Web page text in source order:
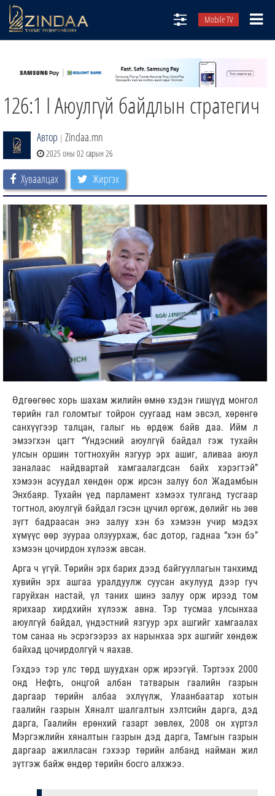
Mobile TV
ТВ8
ӨГЛӨӨНИЙ СОНИН
ЗИНДАА СЭТГҮҮЛ
126:1 I Аюулгүй байдлын стратегич
Автор | Zindaa.mn
2025 оны 02 сарын 26
Хуваалцах Жиргэх
Өдгөөгөөс хорь шахам жилийн өмнө хэдэн гишүүд монгол
төрийн гал голомтыг тойрон суугаад нам эвсэл, хөрөнгө
санхүүгээр талцан, галыг нь өрдөж байв даа. Ийм л
эмзэгхэн цагт “Үндэсний аюулгүй байдал гэж тухайн
улсын оршин тогтнохуйн язгуур эрх ашиг, аливаа аюул
заналаас найдвартай хамгаалагдсан байх хэрэгтэй”
хэмээн асуудал хөндөн орж ирсэн залуу бол Жадамбын
Энхбаяр. Тухайн үед парламент хэмээх тулганд тусгаар
тогтнол, аюулгүй байдал гэсэн цучил өргөж, дөлийг нь зөв
зүгт бадраасан энэ залуу хэн бэ хэмээн учир мэдэх
хүмүүс өөр зуураа олзуурхаж, бас дотор, гаднаа “хэн бэ”
хэмээн цочирдон хүлээж авсан.
Арга ч үгүй. Төрийн эрх барих дээд байгууллагын танхимд
хувийн эрх ашгаа уралдуулж суусан акулууд дээр гуч
гаруйхан настай, үл таних шинэ залуу орж ирээд том
ярихаар хирдхийн хүлээж авна. Тэр тусмаа улсынхаа
аюулгүй байдал, үндэстний язгуур эрх ашгийг хамгаалах
том санаа нь эсрэгээрээ ах нарынхаа эрх ашгийг хөндөж
байхад цочирдолгүй ч яахав.
Гэхдээ тэр улс төрд шуудхан орж ирээгүй. Тэртээх 2000
онд Нефть, онцгой албан татварын гаалийн газрын
даргаар төрийн албаа эхлүүлж, Улаанбаатар хотын
гаалийн газрын Хяналт шалгалтын хэлтсийн дарга, дэд
дарга, Гаалийн ерөнхий газарт зөвлөх, 2008 он хүртэл
Мэргэжлийн хяналтын газрын дэд дарга, Тамгын газрын
даргаар ажилласан гэхээр төрийн албанд найман жил
зүтгэж байж өндөр төрийн босго алхжээ.